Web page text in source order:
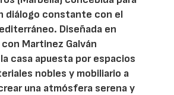
diálogo constante con el
Diseñada en
Martinez Galván
casa apuesta por espacios
nobles y mobiliario a
una atmósfera serena y